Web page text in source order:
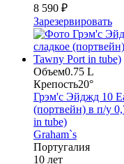
8 590 ₽
Зарезервировать
Объем0.75 L
Крепость20°
Грэм'с Эйджд 10
(портвейн) в п/у
in tube)
Graham`s
Португалия
10 лет